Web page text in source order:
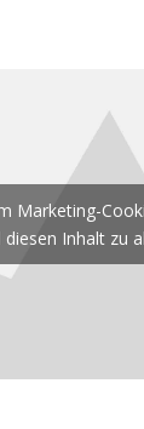
Marketing-
Inhalt zu